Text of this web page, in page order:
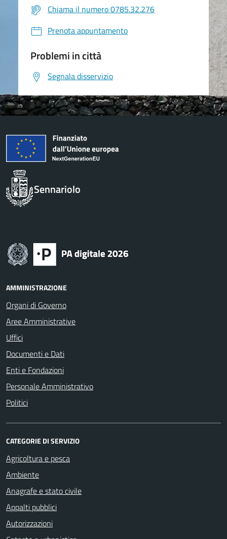
Chiama il numero 0785.32.276
Prenota appuntamento
Problemi in città
Segnala disservizio
Sennariolo
AMMINISTRAZIONE
Organi di Governo
Aree Amministrative
Uffici
Documenti e Dati
Enti e Fondazioni
Personale Amministrativo
Politici
CATEGORIE DI SERVIZIO
Agricoltura e pesca
Ambiente
Anagrafe e stato civile
Appalti pubblici
Autorizzazioni